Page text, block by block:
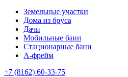
Земельные участки
Дома из бруса
Дачи
Мобильные бани
Стационарные бани
A-фрейм
+7 (8162) 60-33-75